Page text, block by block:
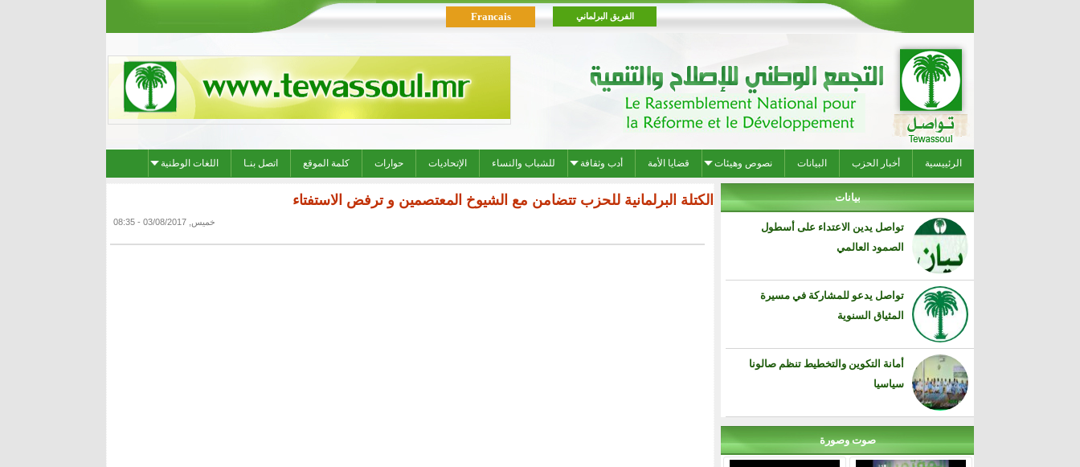
الفريق البرلماني Francais
الرئييسية أخبار الحزب البيانات نصوص وهيئات قضايا الأمة أدب وثقافة للشباب والنساء الإتحاديات حوارات كلمة الموقع اتصل بنـا اللغات الوطنية
الكتلة البرلمانية للحزب تتضامن مع الشيوخ المعتصمين و ترفض الاستفتاء
خميس, 03/08/2017 - 08:35
بيانات
تواصل يدين الاعتداء على أسطول
الصمود العالمي
تواصل يدعو للمشاركة في مسيرة
المثياق السنوية
أمانة التكوين والتخطيط تنظم صالونا
سياسيا
صوت وصورة